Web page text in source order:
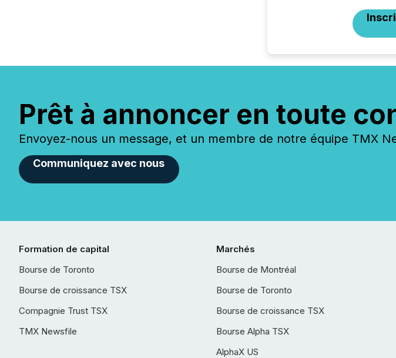
Prêt à annoncer en toute
Envoyez-nous un message, et un membre de notre équipe TMX
Communiquez avec nous
Formation de capital
Bourse de Toronto
Bourse de croissance TSX
Compagnie Trust TSX
TMX Newsfile
Marchés
Bourse de Montréal
Bourse de Toronto
Bourse de croissance TSX
Bourse Alpha TSX
AlphaX US